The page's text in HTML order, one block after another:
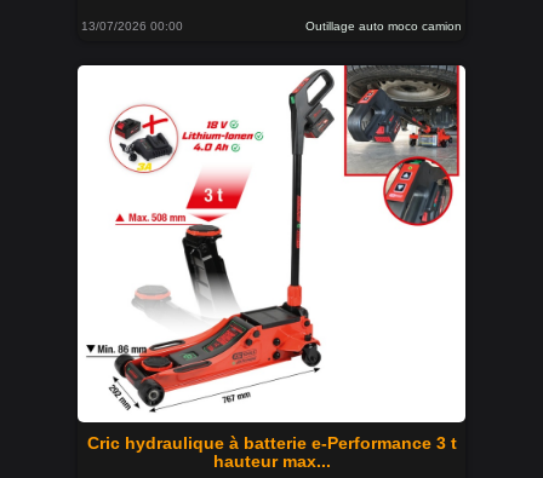
13/07/2026 00:00 Outillage auto moco camion
Cric hydraulique à batterie e-Performance 3 t
hauteur max...